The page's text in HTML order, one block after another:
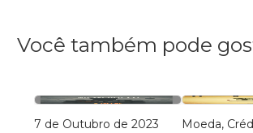
Você também pode
7 de Outubro de 2023
Moeda,